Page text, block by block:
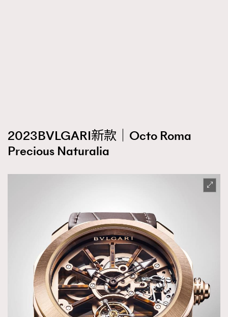
2023BVLGARI新款｜Octo Roma
Precious Naturalia